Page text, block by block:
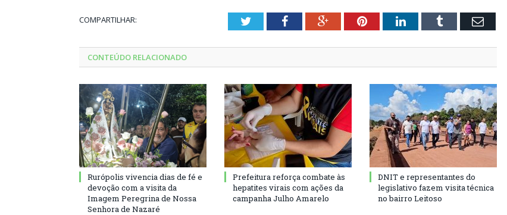
COMPARTILHAR: TwitterFacebookGoogle+PinterestLinkedInTumblr Email
CONTEÚDO RELACIONADO
Rurópolis vivencia dias de fé e
devoção com a visita da
Imagem Peregrina de Nossa
Senhora de Nazaré
Prefeitura reforça combate às
hepatites virais com ações da
campanha Julho Amarelo
DNIT e representantes do
legislativo fazem visita técnica
no bairro Leitoso